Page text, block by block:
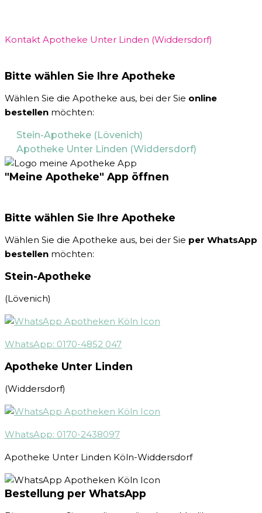
Kontakt Apotheke Unter Linden (Widdersdorf)
Bitte wählen Sie Ihre Apotheke
Wählen Sie die Apotheke aus, bei der Sie online
bestellen möchten:
Stein-Apotheke (Lövenich)
Apotheke Unter Linden (Widdersdorf)
"Meine Apotheke" App öffnen
Bitte wählen Sie Ihre Apotheke
Wählen Sie die Apotheke aus, bei der Sie per WhatsApp
bestellen möchten:
Stein-Apotheke
(Lövenich)
WhatsApp: 0170-4852 047
Apotheke Unter Linden
(Widdersdorf)
WhatsApp: 0170-2438097
Apotheke Unter Linden Köln-Widdersdorf
Bestellung per WhatsApp